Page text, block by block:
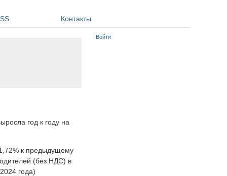
Контакты
год к году на
к предыдущему
(без НДС) в
года)
Войти